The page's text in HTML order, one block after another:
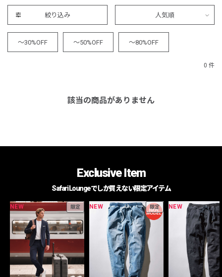
絞り込み 人気順
～30%OFF ～50%OFF ～80%OFF
0 件
該当の商品がありません
Exclusive Item
Safari Loungeでしか買えない限定アイテム
NEW 限定 NEW 限定 NEW